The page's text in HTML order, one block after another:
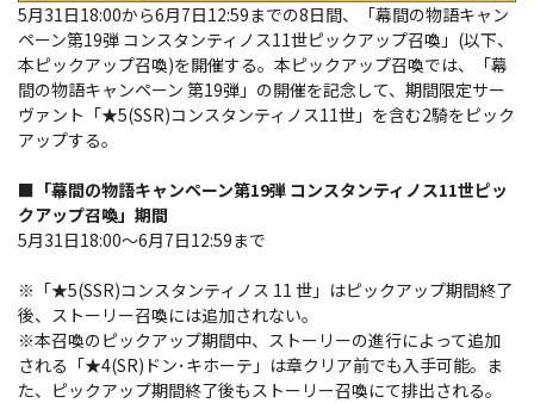
5月31日18:00から6月7日12:59までの8日間、「幕間の物語キャン
ペーン第19弾 コンスタンティノス11世ピックアップ召喚」(以下、
本ピックアップ召喚)を開催する。本ピックアップ召喚では、「幕
間の物語キャンペーン 第19弾」の開催を記念して、期間限定サー
ヴァント「★5(SSR)コンスタンティノス11世」を含む2騎をピック
アップする。
■「幕間の物語キャンペーン第19弾 コンスタンティノス11世ピッ
クアップ召喚」期間
5月31日18:00～6月7日12:59まで
※「★5(SSR)コンスタンティノス 11 世」はピックアップ期間終了
後、ストーリー召喚には追加されない。
※本召喚のピックアップ期間中、ストーリーの進行によって追加
される「★4(SR)ドン･キホーテ」は章クリア前でも入手可能。ま
た、ピックアップ期間終了後もストーリー召喚にて排出される。